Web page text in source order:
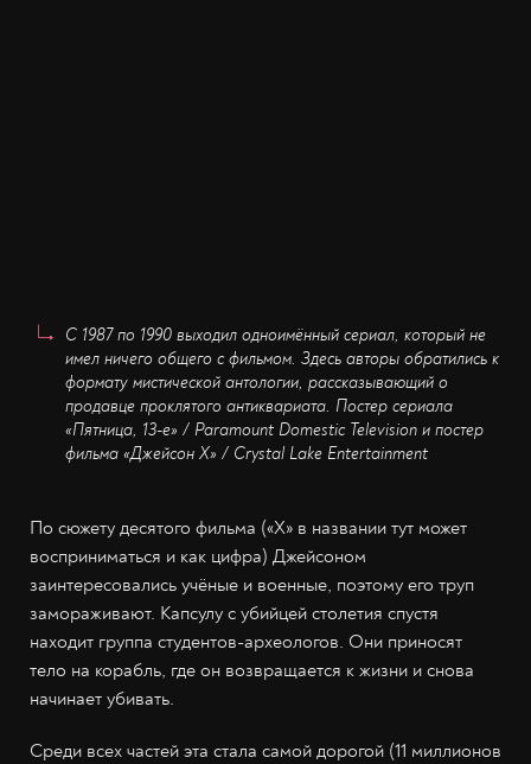
C 1987 по 1990 выходил одноимённый сериал, который не
имел ничего общего с фильмом. Здесь авторы обратились к
формату мистической антологии, рассказывающий о
продавце проклятого антиквариата. Постер сериала
«Пятница, 13-е» / Paramount Domestic Television и постер
фильма «Джейсон X» / Crystal Lake Entertainment
По сюжету десятого фильма («X» в названии тут может
восприниматься и как цифра) Джейсоном
заинтересовались учёные и военные, поэтому его труп
замораживают. Капсулу с убийцей столетия спустя
находит группа студентов-археологов. Они приносят
тело на корабль, где он возвращается к жизни и снова
начинает убивать.
Среди всех частей эта стала самой дорогой (11 миллионов